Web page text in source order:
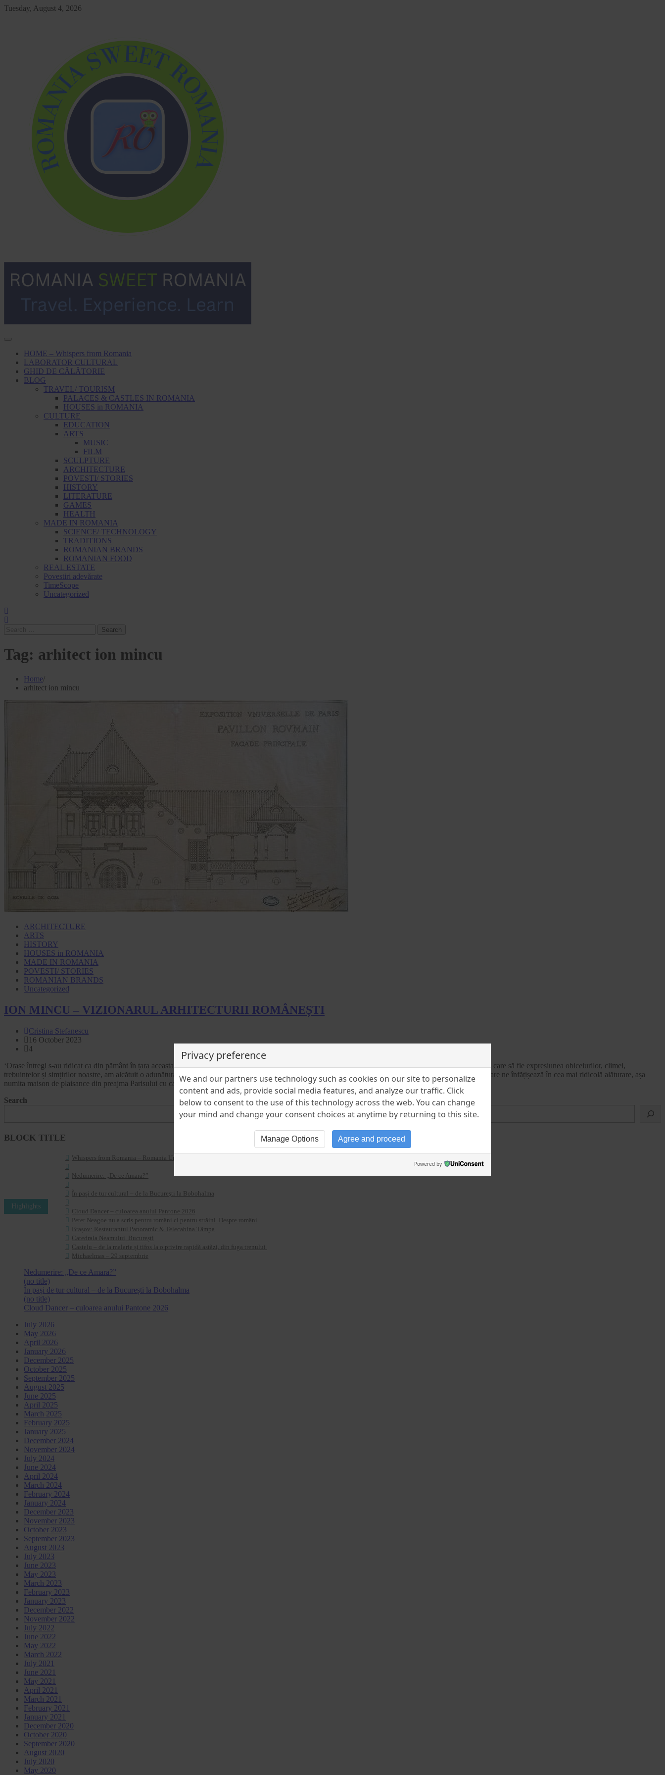
Skip
Tuesday, August 4, 2026
HOME – Whispers from Romania
LABORATOR CULTURAL
GHID DE CĂLĂTORIE
BLOG
TRAVEL/ TOURISM
PALACES & CASTLES IN ROMANIA
HOUSES in ROMANIA
CULTURE
EDUCATION
ARTS
MUSIC
FILM
SCULPTURE
ARCHITECTURE
POVESTI/ STORIES
HISTORY
LITERATURE
GAMES
HEALTH
MADE IN ROMANIA
SCIENCE/ TECHNOLOGY
TRADITIONS
ROMANIAN BRANDS
ROMANIAN FOOD
REAL ESTATE
Povestiri adevărate
TimeScope
Uncategorized
Tag: arhitect ion mincu
Home
arhitect ion mincu
ARCHITECTURE
ARTS
HISTORY
HOUSES in ROMANIA
MADE IN ROMANIA
POVESTI/ STORIES
ROMANIAN BRANDS
Uncategorized
ION MINCU – VIZIONARUL ARHITECTURII ROMÂNEȘTI
Cristina Stefanescu
16 October 2023
4
‘Orașe întregi s-au ridicat ca din pământ în țara aceasta, Sinaia spre pildă, și de unde am fi putut continua în ele o tradițiune și a realiza o arhitectură originală, care să fie expresiunea obiceiurilor, climei,
trebuințelor și simțirilor noastre, am alcătuit o adunătură bizară și hibridă de modele rău copiate ale arhitecților din toate țările și din toate climele, adunătură care ne înfățișează în cea mai ridicolă alăturare, așa
numita maison de plaisance din preajma Parisului cu casa flamandă, castele gotice în miniatură și vile din sudul Italiei’.
Search
BLOCK TITLE
Highlights
Whispers from Romania – Romania Unboxed: A Personal Invitation to Explore Online and On the Streets!
Nedumerire: „De ce Amara?”
În pași de tur cultural – de la București la Bobohalma
Cloud Dancer – culoarea anului Pantone 2026
Peter Neagoe nu a scris pentru români ci pentru străini. Despre români
Brașov: Restaurantul Panoramic & Telecabina Tâmpa
Catedrala Neamului, București
Castelu – de la malarie și tifos la o privire rapidă astăzi, din fuga trenului
Michaelmas – 29 septembrie
Nedumerire: „De ce Amara?”
(no title)
În pași de tur cultural – de la București la Bobohalma
(no title)
Cloud Dancer – culoarea anului Pantone 2026
July 2026
May 2026
April 2026
January 2026
December 2025
October 2025
September 2025
August 2025
June 2025
April 2025
March 2025
February 2025
January 2025
December 2024
November 2024
July 2024
June 2024
April 2024
March 2024
February 2024
January 2024
December 2023
November 2023
October 2023
September 2023
August 2023
July 2023
June 2023
May 2023
March 2023
February 2023
January 2023
December 2022
November 2022
July 2022
June 2022
May 2022
March 2022
July 2021
June 2021
May 2021
April 2021
March 2021
February 2021
January 2021
December 2020
October 2020
September 2020
August 2020
July 2020
May 2020
Privacy preference
We and our partners use technology such as cookies on our site to personalize
content and ads, provide social media features, and analyze our traffic. Click
below to consent to the use of this technology across the web. You can change
your mind and change your consent choices at anytime by returning to this site.
Manage Options Agree and proceed
Powered by